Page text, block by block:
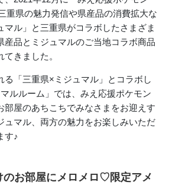
重県の魅力発信や県産品の消費拡大な
マル」と三重県がコラボしたさまざま
産品とミジュマルのご当地コラボ商品
きました。
る「三重県×ミジュマル」とコラボし
ルルーム」では、みえ応援ポケモン
部屋のあちこちでみなさまをお迎えす
ュマル、両方の魅力をお楽しみいただ
す♪
のお部屋にメロメロ♡限定アメ